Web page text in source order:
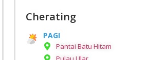
Cherating
PAGI
Pantai Batu Hitam